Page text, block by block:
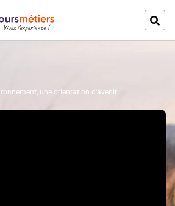
une orientation d'avenir